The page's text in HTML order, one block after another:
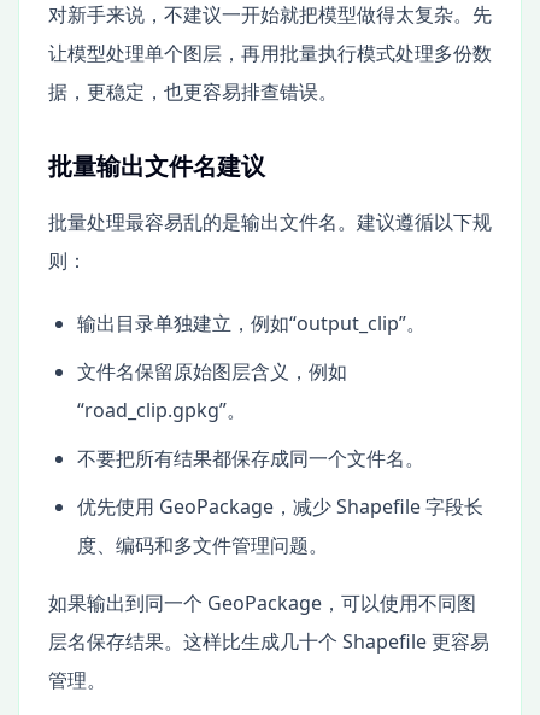
对新手来说，不建议一开始就把模型做得太复杂。先
让模型处理单个图层，再用批量执行模式处理多份数
据，更稳定，也更容易排查错误。
批量输出文件名建议
批量处理最容易乱的是输出文件名。建议遵循以下规
则：
输出目录单独建立，例如“output_clip”。
文件名保留原始图层含义，例如
“road_clip.gpkg”。
不要把所有结果都保存成同一个文件名。
优先使用 GeoPackage，减少 Shapefile 字段长
度、编码和多文件管理问题。
如果输出到同一个 GeoPackage，可以使用不同图
层名保存结果。这样比生成几十个 Shapefile 更容易
管理。